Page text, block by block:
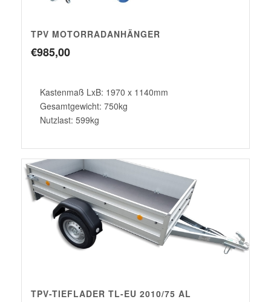
TPV MOTORRADANHÄNGER
€985,00
Kastenmaß LxB: 1970 x 1140mm
Gesamtgewicht: 750kg
Nutzlast: 599kg
TPV-TIEFLADER TL-EU 2010/75 AL